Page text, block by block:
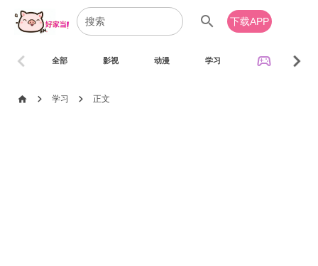
search 下载APP
全部 影视 动漫 学习 sports_esports
chevron_left chevron_right
home chevron_right 学习 chevron_right 正文